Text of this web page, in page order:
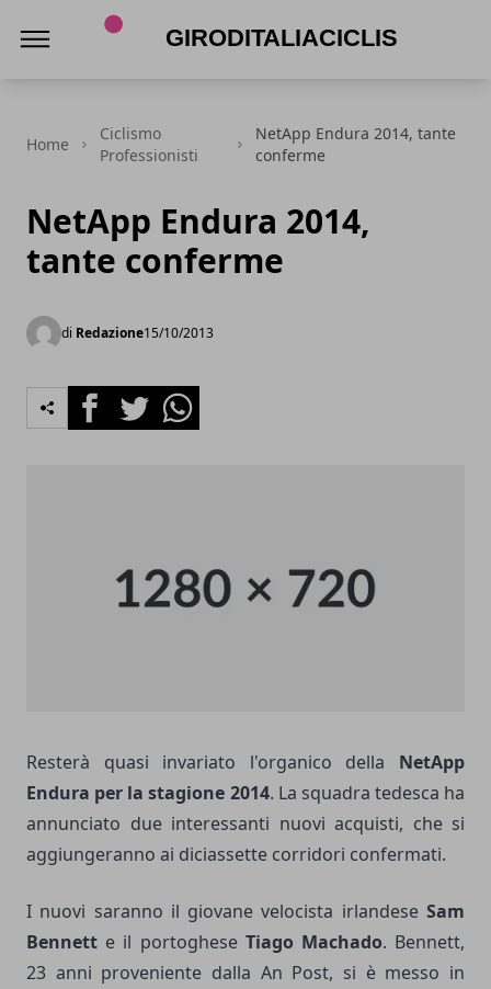
Home
Ciclismo
Professionisti
NetApp Endura 2014, tante
conferme
NetApp Endura 2014,
tante conferme
di Redazione15/10/2013
FacebookTwitterWhatsapp
Resterà quasi invariato l'organico della NetApp
Endura per la stagione 2014. La squadra tedesca ha
annunciato due interessanti nuovi acquisti, che si
aggiungeranno ai diciassette corridori confermati.
I nuovi saranno il giovane velocista irlandese Sam
Bennett e il portoghese Tiago Machado. Bennett,
23 anni proveniente dalla An Post, si è messo in